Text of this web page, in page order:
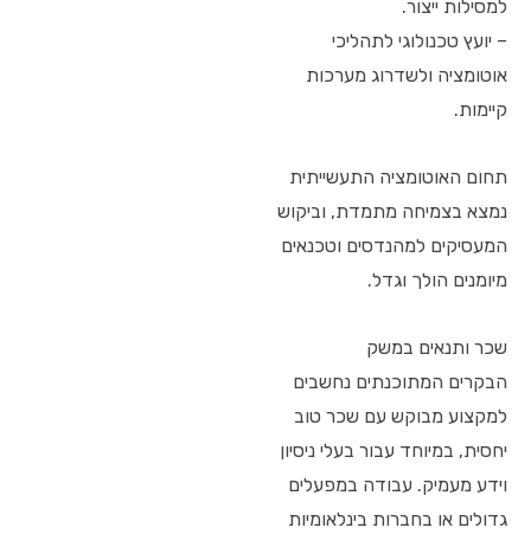
למסילות ייצור.
– יועץ טכנולוגי לתהליכי
אוטומציה ולשדרוג מערכות
קיימות.
תחום האוטומציה התעשייתית
נמצא בצמיחה מתמדת, וביקוש
המעסיקים למהנדסים וטכנאים
מיומנים הולך וגדל.
שכר ותנאים במשק
הבקרים המתוכנתים נחשבים
למקצוע מבוקש עם שכר טוב
יחסית, במיוחד עבור בעלי ניסיון
וידע מעמיק. עבודה במפעלים
גדולים או בחברות בינלאומיות